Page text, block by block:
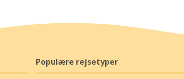
Populære rejsetyper